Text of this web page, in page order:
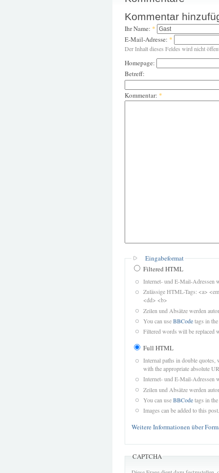
Kommentar
Ihr Name: *
E-Mail-Adresse: *
Der Inhalt dieses Feldes wird nicht
Homepage:
Betreff:
Kommentar: *
Eingabeformat
Filtered HTML
Internet- und E-Mail-Adressen
Zulässige HTML-Tags: <a>
<dd> <b>
Zeilen und Absätze werden
You can useBBCodetags in
Filtered words will be replaced
Full HTML
Internal paths in double quotes,
with the appropriate absolute
Internet- und E-Mail-Adressen
Zeilen und Absätze werden
You can useBBCodetags in
Images can be added to this post.
Weitere Informationen über
CAPTCHA